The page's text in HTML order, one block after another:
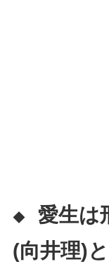
◆ 愛生は
(向井理)